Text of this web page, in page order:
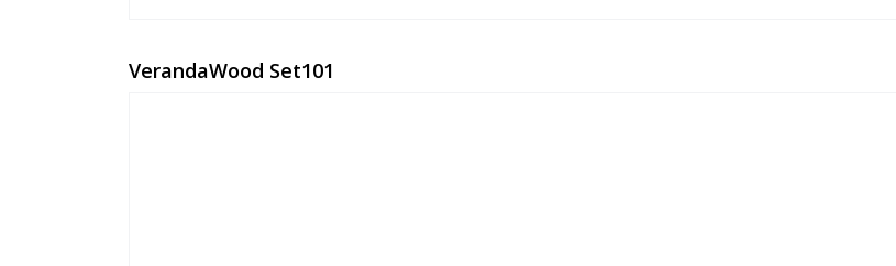
VerandaWood Set101